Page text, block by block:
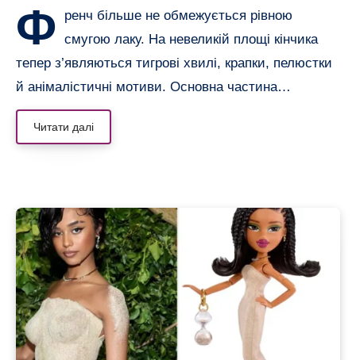
Ф
ренч більше не обмежується рівною
смугою лаку. На невеликій площі кінчика
тепер з’являються тигрові хвилі, крапки, пелюстки
й анімалістичні мотиви. Основна частина…
Читати далі